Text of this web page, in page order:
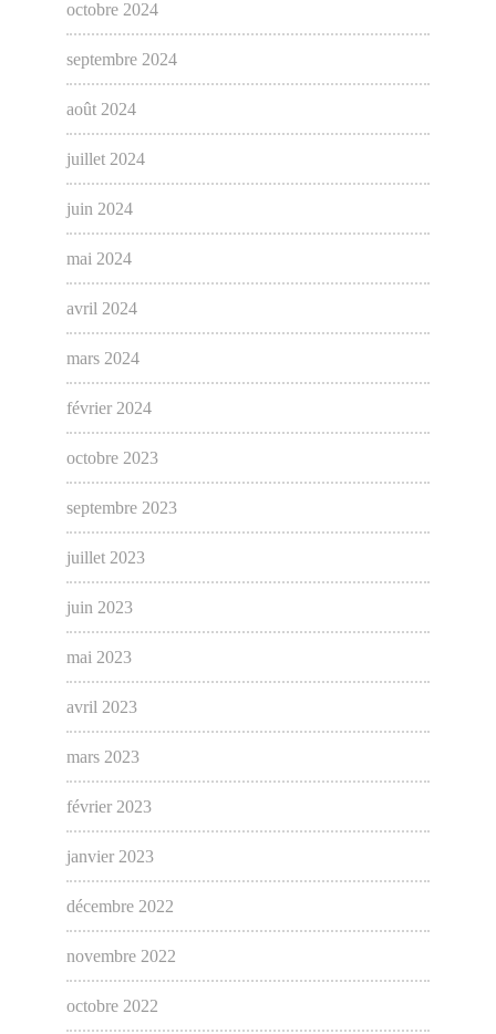
octobre 2024
septembre 2024
août 2024
juillet 2024
juin 2024
mai 2024
avril 2024
mars 2024
février 2024
octobre 2023
septembre 2023
juillet 2023
juin 2023
mai 2023
avril 2023
mars 2023
février 2023
janvier 2023
décembre 2022
novembre 2022
octobre 2022